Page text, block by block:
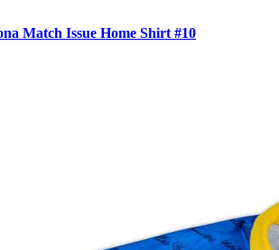
Match Issue Home Shirt #10